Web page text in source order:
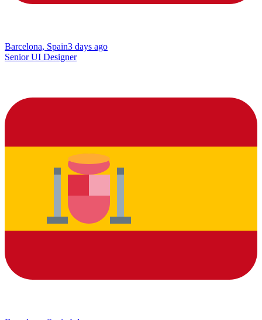
Barcelona, Spain3 days ago
Senior UI Designer